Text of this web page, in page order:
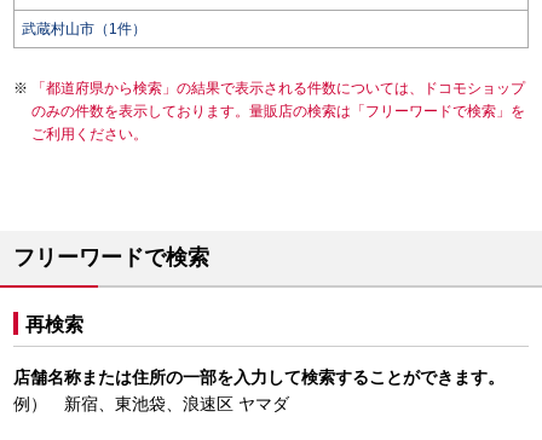
武蔵村山市（1件）
「都道府県から検索」の結果で表示される件数については、ドコモショップ
のみの件数を表示しております。量販店の検索は「フリーワードで検索」を
ご利用ください。
フリーワードで検索
再検索
店舗名称または住所の一部を入力して検索することができます。
例） 新宿、東池袋、浪速区 ヤマダ